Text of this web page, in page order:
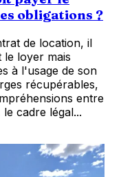
obligations ?
de location, il
le loyer mais
à l'usage de son
récupérables,
entre
cadre légal...